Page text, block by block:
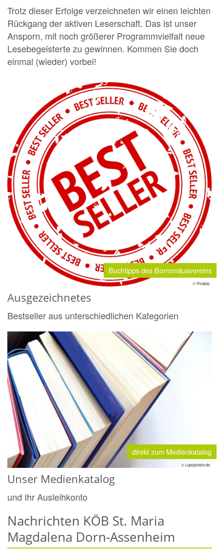
Trotz dieser Erfolge verzeichneten wir einen leichten
Rückgang der aktiven Leserschaft. Das ist unser
Ansporn, mit noch größerer Programmvielfalt neue
Lesebegeisterte zu gewinnen. Kommen Sie doch
einmal (wieder) vorbei!
Buchtipps des Borromäusvereins
© Pixabay
Ausgezeichnetes
Bestseller aus unterschiedlichen Kategorien
direkt zum Medienkatalog
© Lupo/pixelio.de
Unser Medienkatalog
und Ihr Ausleihkonto
Nachrichten KÖB St. Maria
Magdalena Dorn-Assenheim